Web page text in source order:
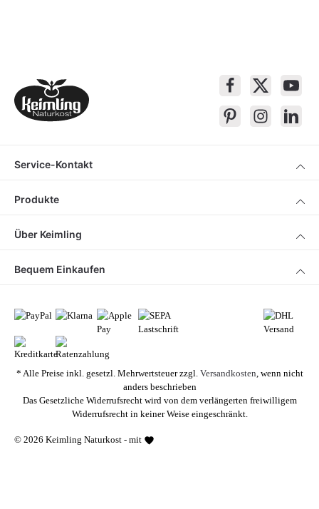
Service-Kontakt
Produkte
Über Keimling
Bequem Einkaufen
* Alle Preise inkl. gesetzl. Mehrwertsteuer zzgl. Versandkosten, wenn nicht
anders beschrieben
Das Gesetzliche Widerrufsrecht wird von dem verlängerten freiwilligem
Widerrufsrecht in keiner Weise eingeschränkt.
© 2026 Keimling Naturkost - mit